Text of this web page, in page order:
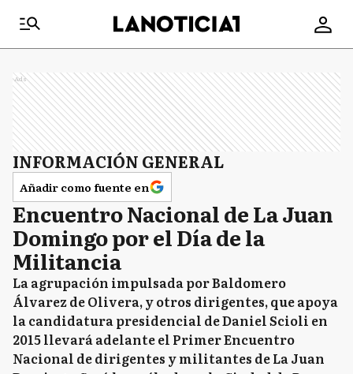
Ads
INFORMACIÓN GENERAL
Añadir como fuente en
Encuentro Nacional de La Juan
Domingo por el Día de la
Militancia
La agrupación impulsada por Baldomero
Álvarez de Olivera, y otros dirigentes, que apoya
la candidatura presidencial de Daniel Scioli en
2015 llevará adelante el Primer Encuentro
Nacional de dirigentes y militantes de La Juan